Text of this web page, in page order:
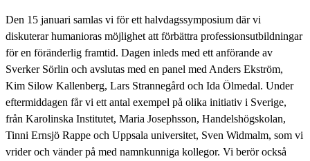
Den 15 januari samlas vi för ett halvdagssymposium där vi
diskuterar humanioras möjlighet att förbättra professionsutbildningar
för en föränderlig framtid. Dagen inleds med ett anförande av
Sverker Sörlin och avslutas med en panel med Anders Ekström,
Kim Silow Kallenberg, Lars Strannegård och Ida Ölmedal. Under
eftermiddagen får vi ett antal exempel på olika initiativ i Sverige,
från Karolinska Institutet, Maria Josephsson, Handelshögskolan,
Tinni Ernsjö Rappe och Uppsala universitet, Sven Widmalm, som vi
vrider och vänder på med namnkunniga kollegor. Vi berör också